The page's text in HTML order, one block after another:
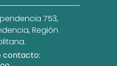
753,
Región
contacto: